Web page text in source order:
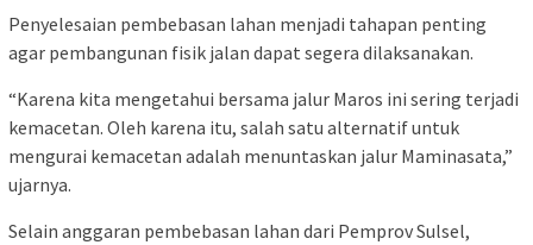
Penyelesaian pembebasan lahan menjadi tahapan penting
agar pembangunan fisik jalan dapat segera dilaksanakan.
“Karena kita mengetahui bersama jalur Maros ini sering terjadi
kemacetan. Oleh karena itu, salah satu alternatif untuk
mengurai kemacetan adalah menuntaskan jalur Maminasata,”
ujarnya.
Selain anggaran pembebasan lahan dari Pemprov Sulsel,